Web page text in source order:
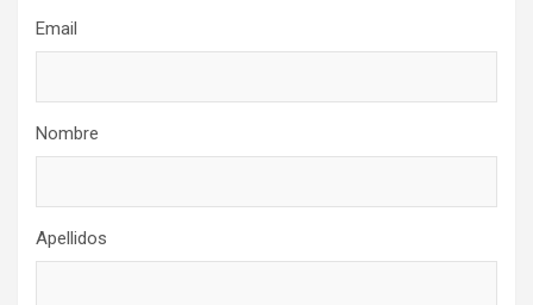
Email
Nombre
Apellidos